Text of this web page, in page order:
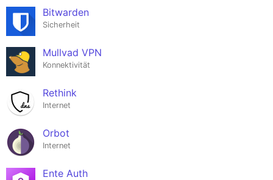
Bitwarden
Sicherheit
Mullvad VPN
Konnektivität
Rethink
Internet
Orbot
Internet
Ente Auth